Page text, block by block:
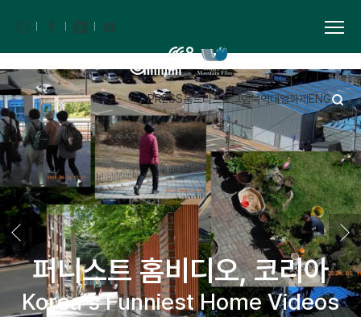
PRESS움트리프로그램북역대영화제ENG
퍼니스트 홈비디오, 코리아
Korea's Funniest Home Videos